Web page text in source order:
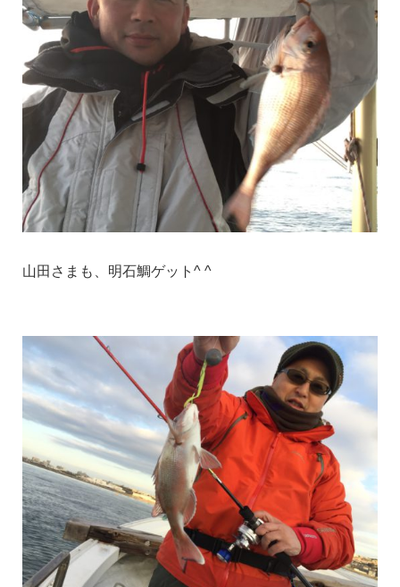
山田さまも、明石鯛ゲット^ ^